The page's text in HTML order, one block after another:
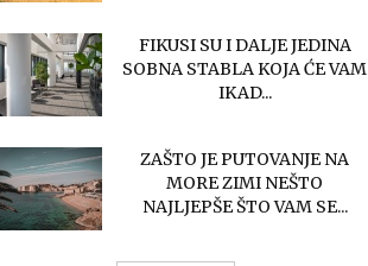
FIKUSI SU I DALJE JEDINA
SOBNA STABLA KOJA ĆE VAM
IKAD...
ZAŠTO JE PUTOVANJE NA
MORE ZIMI NEŠTO
NAJLJEPŠE ŠTO VAM SE...